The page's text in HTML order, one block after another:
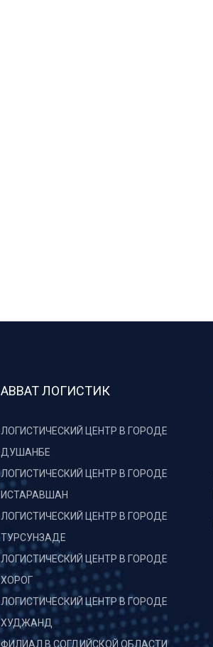
АВВАТ ЛОГИСТИК
ЛОГИСТИЧЕСКИЙ ЦЕНТР В ГОРОДЕ
ДУШАНБЕ
ЛОГИСТИЧЕСКИЙ ЦЕНТР В ГОРОДЕ
ИСТАРАВШАН
ЛОГИСТИЧЕСКИЙ ЦЕНТР В ГОРОДЕ
ТУРСУНЗАДЕ
ЛОГИСТИЧЕСКИЙ ЦЕНТР В ГОРОДЕ
ХОРОГ
ЛОГИСТИЧЕСКИЙ ЦЕНТР В ГОРОДЕ
ХУДЖАНД
ФИЛИАЛ В СОГДИЙСКОЙ ОБЛАСТИ